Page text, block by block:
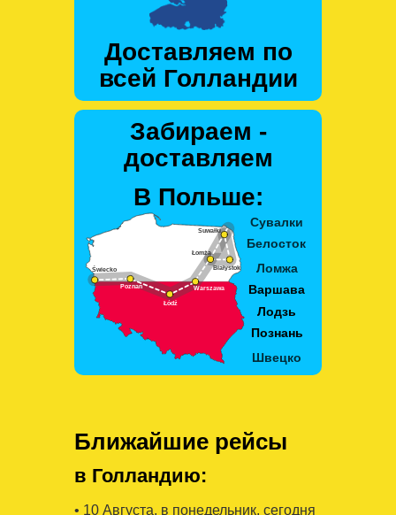
Доставляем по
всей Голландии
Забираем -
доставляем
В Польше:
Ближайшие рейсы
в Голландию:
• 10 Августa, в понедельник, сегодня